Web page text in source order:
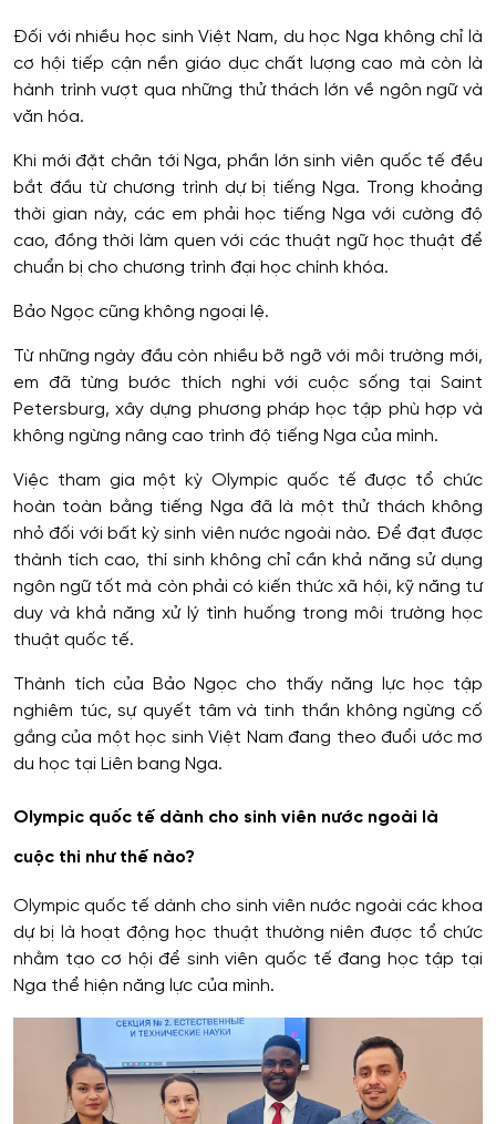
Đối với nhiều học sinh Việt Nam, du học Nga không chỉ là
cơ hội tiếp cận nền giáo dục chất lượng cao mà còn là
hành trình vượt qua những thử thách lớn về ngôn ngữ và
văn hóa.
Khi mới đặt chân tới Nga, phần lớn sinh viên quốc tế đều
bắt đầu từ chương trình dự bị tiếng Nga. Trong khoảng
thời gian này, các em phải học tiếng Nga với cường độ
cao, đồng thời làm quen với các thuật ngữ học thuật để
chuẩn bị cho chương trình đại học chính khóa.
Bảo Ngọc cũng không ngoại lệ.
Từ những ngày đầu còn nhiều bỡ ngỡ với môi trường mới,
em đã từng bước thích nghi với cuộc sống tại Saint
Petersburg, xây dựng phương pháp học tập phù hợp và
không ngừng nâng cao trình độ tiếng Nga của mình.
Việc tham gia một kỳ Olympic quốc tế được tổ chức
hoàn toàn bằng tiếng Nga đã là một thử thách không
nhỏ đối với bất kỳ sinh viên nước ngoài nào. Để đạt được
thành tích cao, thí sinh không chỉ cần khả năng sử dụng
ngôn ngữ tốt mà còn phải có kiến thức xã hội, kỹ năng tư
duy và khả năng xử lý tình huống trong môi trường học
thuật quốc tế.
Thành tích của Bảo Ngọc cho thấy năng lực học tập
nghiêm túc, sự quyết tâm và tinh thần không ngừng cố
gắng của một học sinh Việt Nam đang theo đuổi ước mơ
du học tại Liên bang Nga.
Olympic quốc tế dành cho sinh viên nước ngoài là
cuộc thi như thế nào?
Olympic quốc tế dành cho sinh viên nước ngoài các khoa
dự bị là hoạt động học thuật thường niên được tổ chức
nhằm tạo cơ hội để sinh viên quốc tế đang học tập tại
Nga thể hiện năng lực của mình.